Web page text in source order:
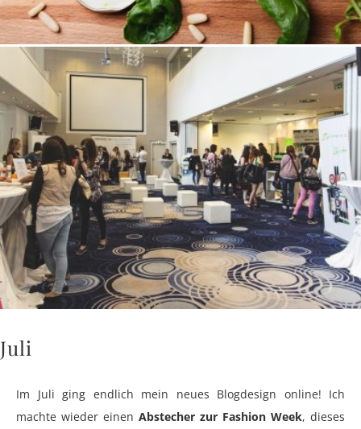
Juli
Im Juli ging endlich mein neues Blogdesign online! Ich
machte wieder einen Abstecher zur Fashion Week, dieses